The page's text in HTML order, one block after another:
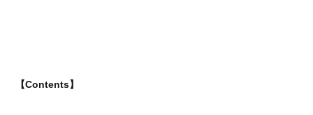
【Contents】